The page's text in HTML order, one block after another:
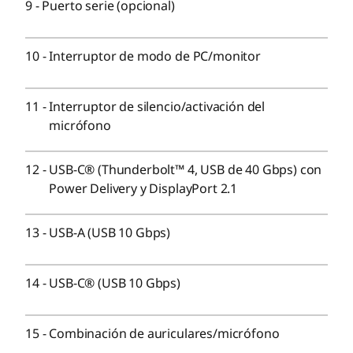
USB-C® (USB 10 Gbps)
Combinación de auriculares/micrófono
Parte posterior:
2 USB-A (USB de 5 Gbps), uno siempre activo
2 USB-A (USB 10 Gbps)
Ethernet (RJ45)
Combinación de salida HDMI® 2.1 (admite una
resolución de hasta 4K a 60 Hz) y entrada HDMI® 1.4
(admite una resolución de hasta 2560 x 1440 a 120 Hz
en el panel todo en uno)
Las velocidades de transferencia del puerto USB son aproximadas y
dependen de muchos factores, como la capacidad de
9-Puerto serie (opcional)
10-Interruptor de modo de PC/monitor
11 -Interruptor de silencio/activación del
micrófono
12-USB-C® (Thunderbolt™ 4, USB de 40 Gbps) con
Power Delivery y DisplayPort 2.1
13-USB-A (USB 10 Gbps)
14-USB-C® (USB 10 Gbps)
15-Combinación de auriculares/micrófono